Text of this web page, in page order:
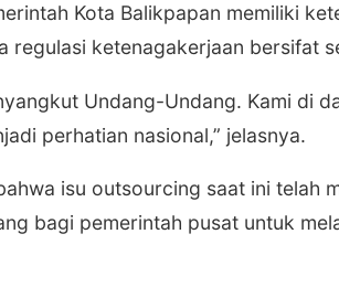
Kota Balikpapan memiliki
regulasi ketenagakerjaan bersifat
Undang-Undang. Kami di
perhatian nasional,” jelasnya.
isu outsourcing saat ini telah
bagi pemerintah pusat untuk